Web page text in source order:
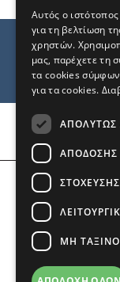
Αυτός ο
για τη βελτίωση
χρηστών.
μας, παρέχετε τη
τα cookies
για τα cookies.
ΑΠΟΛΎΤΩΣ
ΑΠΌΔΟΣΗΣ
ΣΤΌΧΕΥΣΗΣ
ΜΗ